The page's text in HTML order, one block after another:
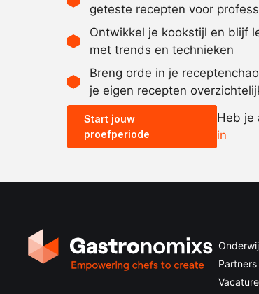
geteste recepten voor
Ontwikkel je kookstijl en blijf
met trends en technieken
Breng orde in je
je eigen recepten
Start jouw
proefperiode
Heb je
in
Partners